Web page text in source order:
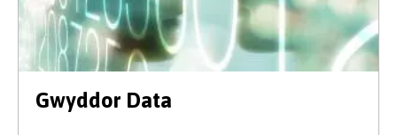
Gwyddor Data